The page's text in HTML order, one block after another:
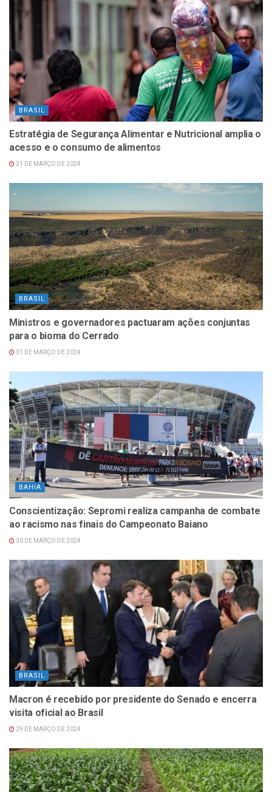
BRASIL
Estratégia de Segurança Alimentar e Nutricional amplia o
acesso e o consumo de alimentos
31 DE MARÇO DE 2024
BRASIL
Ministros e governadores pactuaram ações conjuntas
para o bioma do Cerrado
31 DE MARÇO DE 2024
BAHIA
Conscientização: Sepromi realiza campanha de combate
ao racismo nas finais do Campeonato Baiano
30 DE MARÇO DE 2024
BRASIL
Macron é recebido por presidente do Senado e encerra
visita oficial ao Brasil
29 DE MARÇO DE 2024